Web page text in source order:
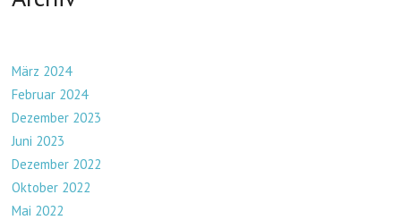
März 2024
Februar 2024
Dezember 2023
Juni 2023
Dezember 2022
Oktober 2022
Mai 2022